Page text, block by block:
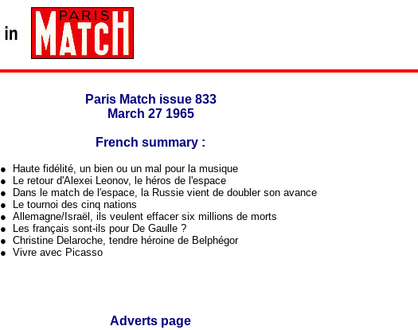
Paris Match issue 833
March 27 1965
French summary :
● Haute fidélité, un bien ou un mal pour la musique
● Le retour d'Alexei Leonov, le héros de l'espace
● Dans le match de l'espace, la Russie vient de doubler son avance
● Le tournoi des cinq nations
● Allemagne/Israël, ils veulent effacer six millions de morts
● Les français sont-ils pour De Gaulle ?
● Christine Delaroche, tendre héroine de Belphégor
● Vivre avec Picasso
Adverts page